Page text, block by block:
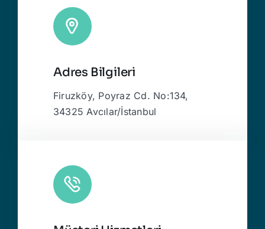
Adres Bilgileri
Firuzköy, Poyraz Cd. No:134,
34325 Avcılar/İstanbul